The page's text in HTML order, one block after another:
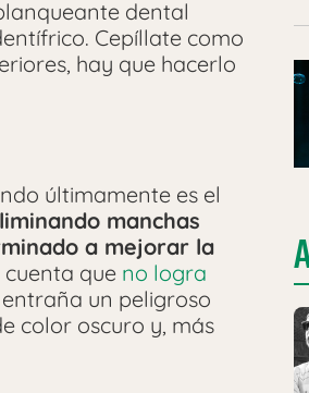
dental
Cepíllate como
hay que hacerlo
últimamente es el
manchas
a mejorar la
que no logra
entraña un peligroso
color oscuro y, más